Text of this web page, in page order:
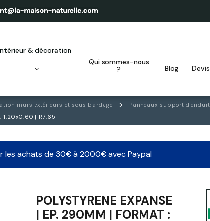
intérieur & décoration
qui sommes-nous
?
blog devis
murs extérieurs et sous bardage
Panneaux support d'enduit
: 1.20x0.60 | R7.65
les achats de 30€ à 2000€ avec Paypal
POLYSTYRENE EXPANSE
| EP. 290MM | FORMAT :